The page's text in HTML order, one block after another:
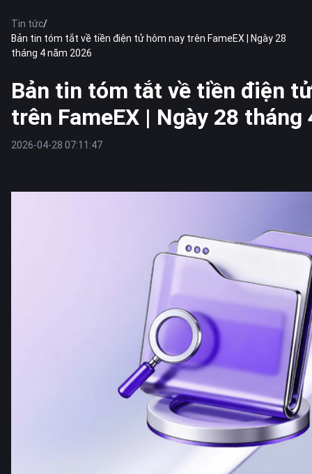
Tin tức/
Bản tin tóm tắt về tiền điện tử hôm nay trên FameEX | Ngày 28
tháng 4 năm 2026
Bản tin tóm tắt về tiền điện
trên FameEX | Ngày 28 tháng
2026-04-28 07:11:47